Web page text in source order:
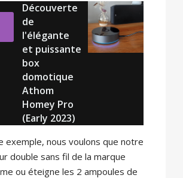
Découverte
de
l'élégante
et puissante
box
domotique
Athom
Homey Pro
(Early 2023)
exemple, nous voulons que notre
double sans fil de la marque
ou éteigne les 2 ampoules de